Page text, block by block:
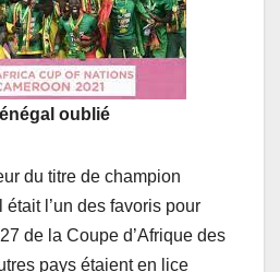
oublié
du titre de champion
était l’un des favoris pour
de la Coupe d’Afrique des
pays étaient en lice